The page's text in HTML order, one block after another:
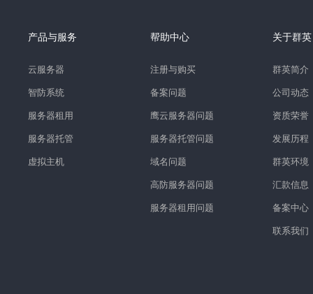
产品与服务
云服务器
智防系统
服务器租用
服务器托管
虚拟主机
帮助中心
注册与购买
备案问题
鹰云服务器问题
服务器托管问题
域名问题
高防服务器问题
服务器租用问题
关于群英
群英简介
公司动态
资质荣誉
发展历程
群英环境
汇款信息
备案中心
联系我们